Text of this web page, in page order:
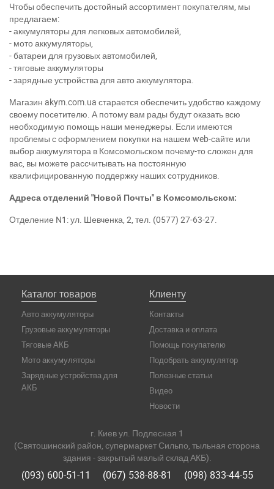
Чтобы обеспечить достойный ассортимент покупателям, мы
предлагаем:
- аккумуляторы для легковых автомобилей,
- мото аккумуляторы,
- батареи для грузовых автомобилей,
- тяговые аккумуляторы
- зарядные устройства для авто аккумулятора.
Магазин akym.com.ua старается обеспечить удобство каждому
своему посетителю. А потому вам рады будут оказать всю
необходимую помощь наши менеджеры. Если имеются
проблемы с оформлением покупки на нашем web-сайте или
выбор аккумулятора в Комсомольском почему-то сложен для
вас, вы можете рассчитывать на постоянную
квалифицированную поддержку наших сотрудников.
Адреса отделений "Новой Почты" в Комсомольском:
Отделение N1: ул. Шевченка, 2, тел. (0577) 27-63-27.
Каталог товаров
Авто аккумуляторы
Грузовые аккумуляторы
Тяговые АКБ
Мото аккумуляторы
Зарядные устройства для
АКБ
Клиенту
Контакты
Доставка и оплата
Помощь покупателю
Подобрать аккумулятор
Полезные статьи
Видео
Новости
г. Киев ул. Подлесная 1
(Святошинский район, супермаркет Сильпо, тыльная сторона
здания - закрытый малый склад АКБ).
(093) 600-51-11 (067) 538-88-81 (098) 833-44-55